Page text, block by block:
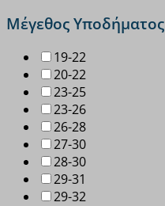
Μέγεθος Υποδήματος
19-22
20-22
23-25
23-26
26-28
27-30
28-30
29-31
29-32